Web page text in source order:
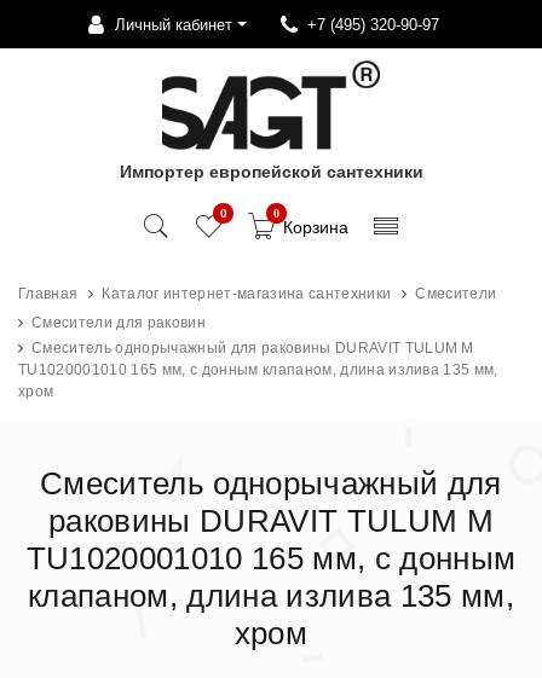
Личный кабинет +7 (495) 320-90-97
Импортер европейской сантехники
0 0
Корзина
Главная Каталог интернет-магазина сантехники
Смесители
Смесители для раковин
Смеситель однорычажный для раковины DURAVIT TULUM М
TU1020001010 165 мм, с донным клапаном, длина излива 135 мм,
хром
Смеситель однорычажный для
раковины DURAVIT TULUM М
TU1020001010 165 мм, с донным
клапаном, длина излива 135 мм,
хром